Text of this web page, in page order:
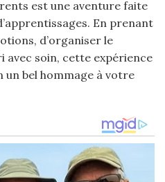
est une aventure faite
En prenant
d’organiser le
avec soin, cette expérience
bel hommage à votre